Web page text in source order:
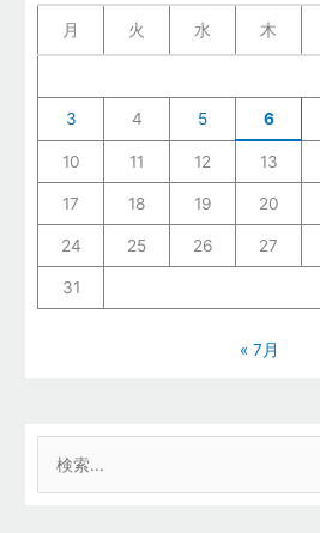
月 火 水 木
3 4 5 6
10 11 12 13
17 18 19 20
24 25 26 27
31
« 7月